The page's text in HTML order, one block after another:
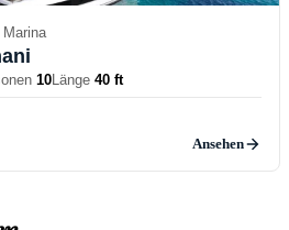
10Länge 40 ft
Ansehen